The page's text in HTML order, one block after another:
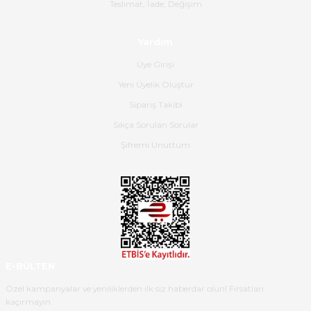
Gerçekten harika ve etkileyici
Hızlı bir şekilde elimize ulaştı
ulaştı.Ürünün paketlenmesi
gayet başarılı hasarsız bir şekilde
teslim aldım. Bu konudaki
hassasiyetleri ve Ürünün kalitesi
Teslimat, İade, Değişim
Üye Girişi
Yeni Üyelik Oluştur
Sipariş Takibi
Sıkça Sorulan Sorular
Şifremi Unuttum
Özel kampanyalar ve yeniliklerden ilk siz haberdar olun! Fırsatları
kaçırmayın.